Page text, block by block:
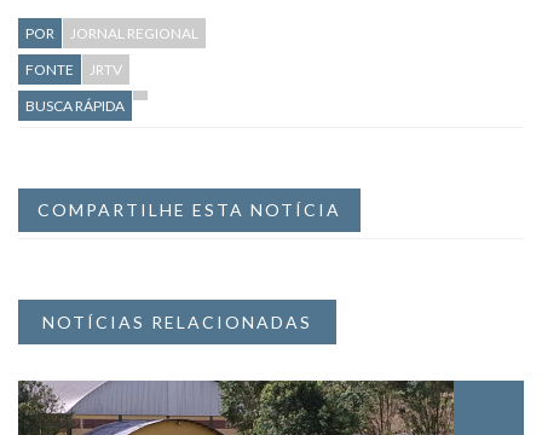
POR
JORNAL REGIONAL
FONTE
JRTV
BUSCA RÁPIDA
COMPARTILHE ESTA NOTÍCIA
NOTÍCIAS RELACIONADAS